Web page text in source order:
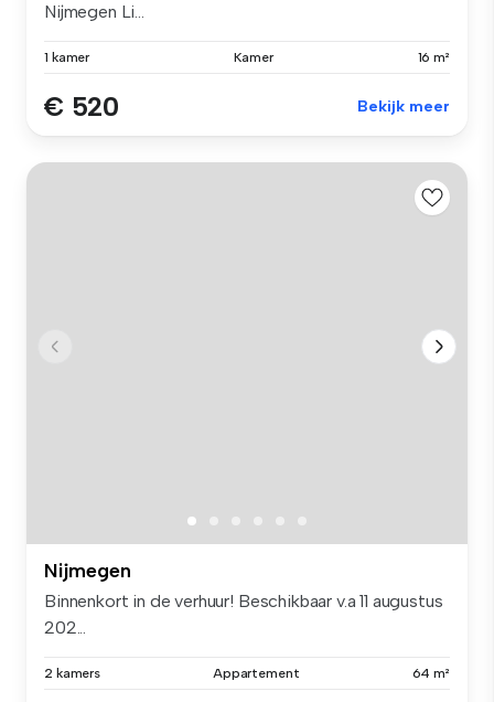
Nijmegen Li...
1 kamer Kamer 16 m²
€ 520 Bekijk meer
Nijmegen
Binnenkort in de verhuur! Beschikbaar v.a 11 augustus
202...
2 kamers Appartement 64 m²